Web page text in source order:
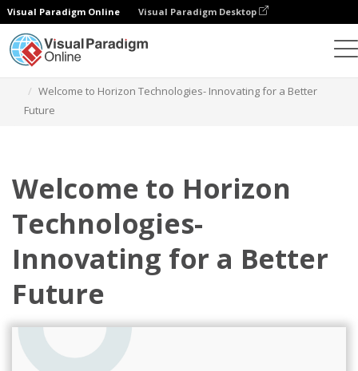
Visual Paradigm Online Visual Paradigm Desktop
Welcome to Horizon Technologies- Innovating for a Better
Future
Welcome to Horizon
Technologies-
Innovating for a Better
Future